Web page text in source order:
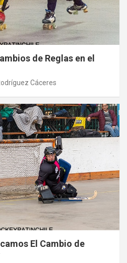
de Reglas en el
Cáceres
El Cambio de